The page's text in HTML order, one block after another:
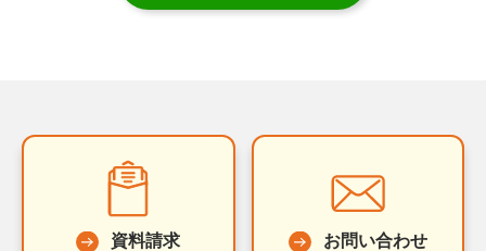
資料請求 お問い合わせ